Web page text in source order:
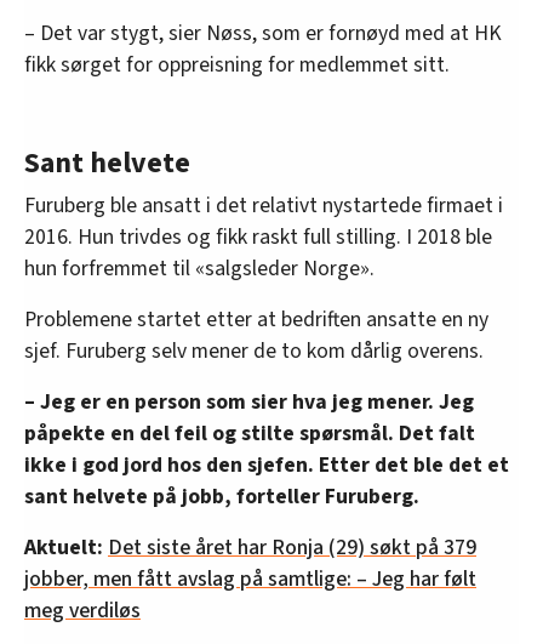
– Det var stygt, sier Nøss, som er fornøyd med at HK
fikk sørget for oppreisning for medlemmet sitt.
Sant helvete
Furuberg ble ansatt i det relativt nystartede firmaet i
2016. Hun trivdes og fikk raskt full stilling. I 2018 ble
hun forfremmet til «salgsleder Norge».
Problemene startet etter at bedriften ansatte en ny
sjef. Furuberg selv mener de to kom dårlig overens.
– Jeg er en person som sier hva jeg mener. Jeg
påpekte en del feil og stilte spørsmål. Det falt
ikke i god jord hos den sjefen. Etter det ble det et
sant helvete på jobb, forteller Furuberg.
Aktuelt: Det siste året har Ronja (29) søkt på 379
jobber, men fått avslag på samtlige: – Jeg har følt
meg verdiløs